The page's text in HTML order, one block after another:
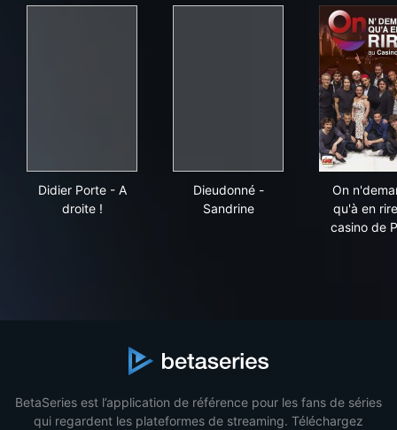
Didier Porte - A
droite !
Dieudonné -
Sandrine
On
qu'à en
casino de
BetaSeries est l’application de référence pour les fans de séries
qui regardent les plateformes de streaming. Téléchargez